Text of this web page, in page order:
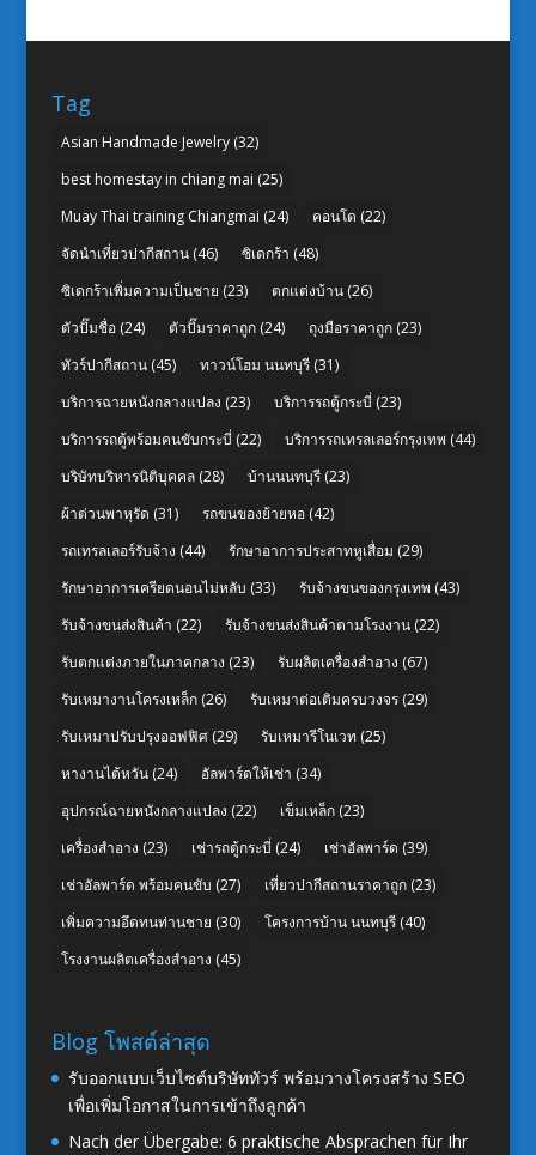
Tag
Asian Handmade Jewelry(32)
best homestay in chiang mai (25)
Muay Thai training Chiangmai (24) คอนโด (22)
จัดนำเที่ยวปากีสถาน(46) ซิเดกร้า (48)
ซิเดกร้าเพิ่มความเป็นชาย (23) ตกแต่งบ้าน(26)
ตัวปั๊มชื่อ(24) ตัวปั๊มราคาถูก(24) ถุงมือราคาถูก(23)
ทัวร์ปากีสถาน(45) ทาวน์โฮม นนทบุรี(31)
บริการฉายหนังกลางแปลง (23) บริการรถตู้กระบี่ (23)
บริการรถตู้พร้อมคนขับกระบี่ (22) บริการรถเทรลเลอร์กรุงเทพ (44)
บริษัทบริหารนิติบุคคล(28) บ้านนนทบุรี(23)
ผ้าต่วนพาหุรัด (31) รถขนของย้ายหอ(42)
รถเทรลเลอร์รับจ้าง (44) รักษาอาการประสาทหูเสื่อม (29)
รักษาอาการเครียดนอนไม่หลับ (33) รับจ้างขนของกรุงเทพ (43)
รับจ้างขนส่งสินค้า (22) รับจ้างขนส่งสินค้าตามโรงงาน(22)
รับตกแต่งภายในภาคกลาง (23) รับผลิตเครื่องสำอาง (67)
รับเหมางานโครงเหล็ก(26) รับเหมาต่อเติมครบวงจร(29)
รับเหมาปรับปรุงออฟฟิศ(29) รับเหมารีโนเวท (25)
หางานไต้หวัน(24) อัลพาร์ดให้เช่า (34)
อุปกรณ์ฉายหนังกลางแปลง (22) เข็มเหล็ก(23)
เครื่องสำอาง (23) เช่ารถตู้กระบี่ (24) เช่าอัลพาร์ด (39)
เช่าอัลพาร์ด พร้อมคนขับ (27) เที่ยวปากีสถานราคาถูก(23)
เพิ่มความอึดทนท่านชาย (30) โครงการบ้าน นนทบุรี(40)
โรงงานผลิตเครื่องสำอาง (45)
Blog โพสต์ล่าสุด
รับออกแบบเว็บไซต์บริษัททัวร์ พร้อมวางโครงสร้าง SEO
เพื่อเพิ่มโอกาสในการเข้าถึงลูกค้า
Nach der Übergabe: 6 praktische Absprachen für Ihr